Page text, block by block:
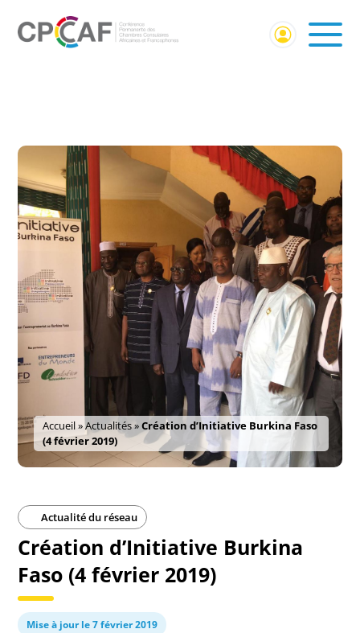
Accueil»Actualités»Création d’Initiative Burkina Faso
(4 février 2019)
Actualité du réseau
Création d’Initiative Burkina
Faso (4 février 2019)
Mise à jour le 7 février 2019